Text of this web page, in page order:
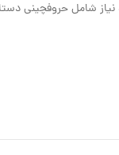
نیاز شامل حروفچینی